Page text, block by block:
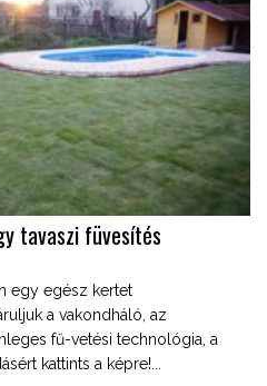
tavaszi füvesítés
egy egész kertet
a vakondháló, az
fű-vetési technológia, a
kattints a képre!...